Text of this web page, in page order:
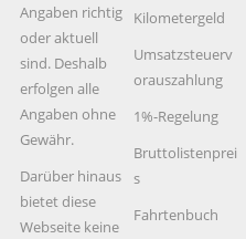
Angaben richtig
oder aktuell
sind. Deshalb
erfolgen alle
Angaben ohne
Gewähr.
Darüber hinaus
bietet diese
Webseite keine
Kilometergeld
Umsatzsteuerv
orauszahlung
1%-Regelung
Bruttolistenprei
s
Fahrtenbuch